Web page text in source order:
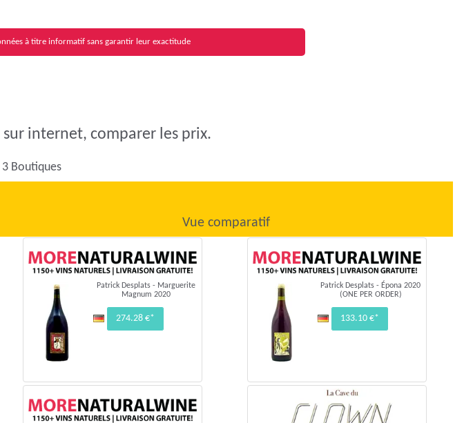
à titre informatif sans garantir leur exactitude
internet, comparer les prix.
3 Boutiques
Vue comparatif
Patrick Desplats - Marguerite
Magnum 2020
274.28 €*
Patrick Desplats - Épona 2020
(ONE PER ORDER)
133.10 €*